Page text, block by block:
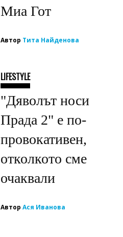
Миа Гот
Автор Тита Найденова
LIFESTYLE
"Дяволът носи
Прада 2" е по-
провокативен,
отколкото сме
очаквали
Автор Ася Иванова